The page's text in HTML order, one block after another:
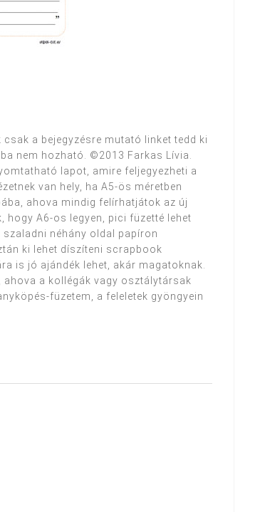
a bejegyzésre mutató linket tedd ki
nem hozható. ©2013 Farkas Lívia.
lapot, amire feljegyezheti a
van hely, ha A5-ös méretben
ahova mindig felírhatjátok az új
hogy A6-os legyen, pici füzetté lehet
néhány oldal papíron
ki lehet díszíteni scrapbook
is jó ajándék lehet, akár magatoknak.
ahova a kollégák vagy osztálytársak
füzetem, a feleletek gyöngyein